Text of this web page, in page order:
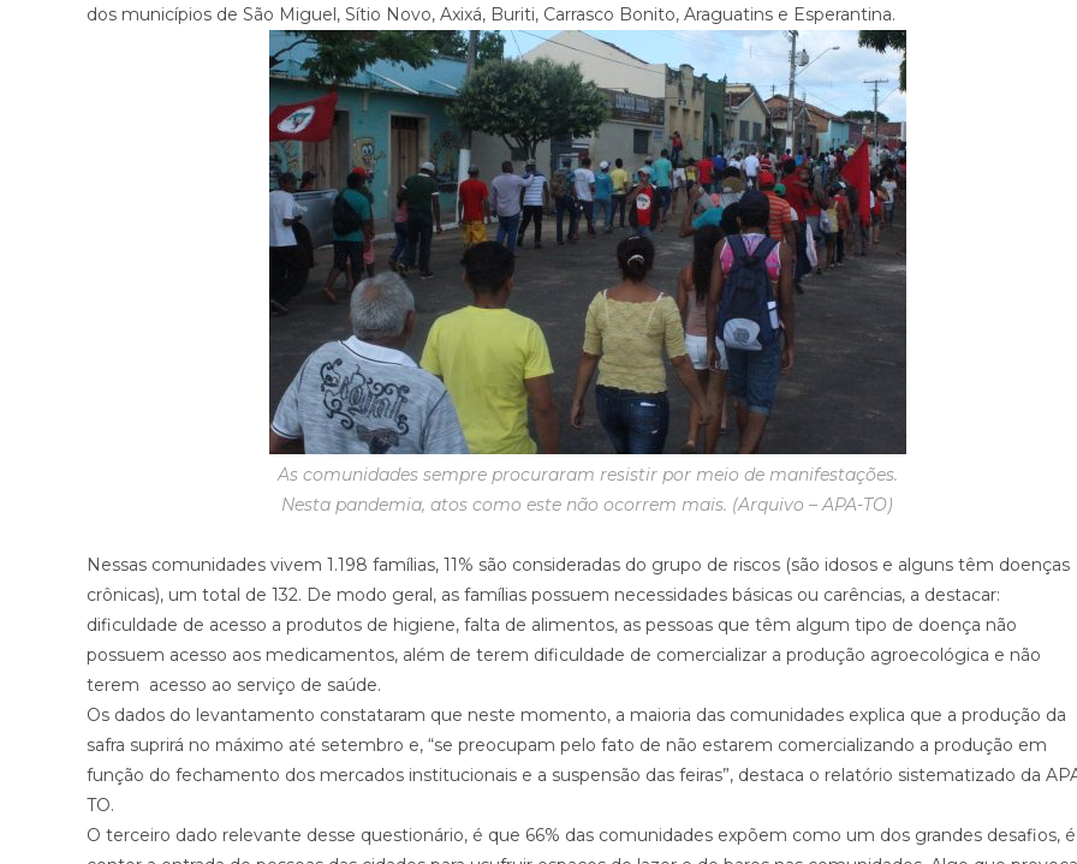
dos municípios de São Miguel, Sítio Novo, Axixá, Buriti, Carrasco Bonito, Araguatins e Esperantina.
As comunidades sempre procuraram resistir por meio de manifestações.
Nesta pandemia, atos como este não ocorrem mais. (Arquivo – APA-TO)
Nessas comunidades vivem 1.198 famílias, 11% são consideradas do grupo de riscos (são idosos e alguns têm doenças
crônicas), um total de 132. De modo geral, as famílias possuem necessidades básicas ou carências, a destacar:
dificuldade de acesso a produtos de higiene, falta de alimentos, as pessoas que têm algum tipo de doença não
possuem acesso aos medicamentos, além de terem dificuldade de comercializar a produção agroecológica e não
terem acesso ao serviço de saúde.
Os dados do levantamento constataram que neste momento, a maioria das comunidades explica que a produção da
safra suprirá no máximo até setembro e, “se preocupam pelo fato de não estarem comercializando a produção em
função do fechamento dos mercados institucionais e a suspensão das feiras”, destaca o relatório sistematizado da
TO.
O terceiro dado relevante desse questionário, é que 66% das comunidades expõem como um dos grandes desafios, é